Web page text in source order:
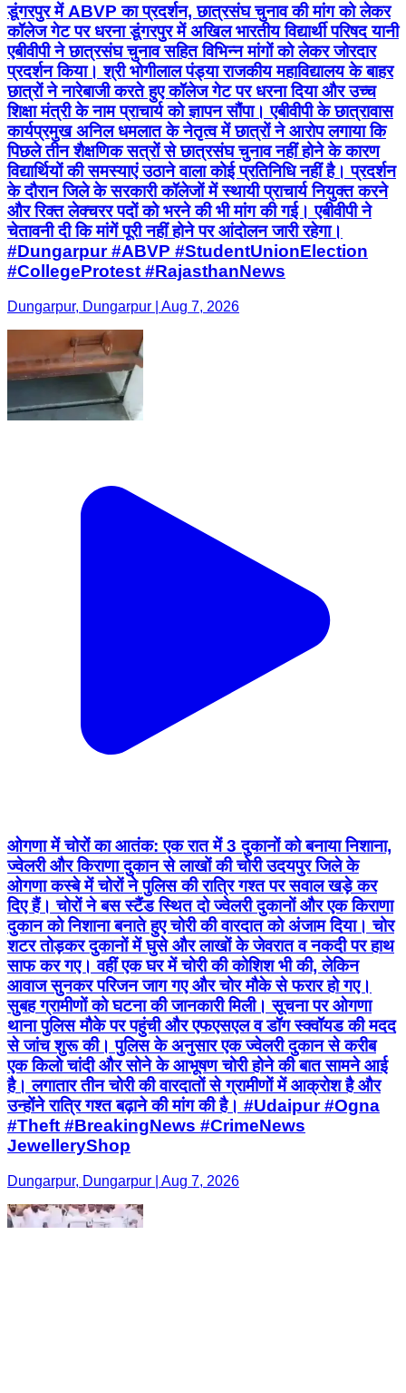
डूंगरपुर में ABVP का प्रदर्शन, छात्रसंघ चुनाव की मांग को लेकर
कॉलेज गेट पर धरना डूंगरपुर में अखिल भारतीय विद्यार्थी परिषद यानी
एबीवीपी ने छात्रसंघ चुनाव सहित विभिन्न मांगों को लेकर जोरदार
प्रदर्शन किया। श्री भोगीलाल पंड्या राजकीय महाविद्यालय के बाहर
छात्रों ने नारेबाजी करते हुए कॉलेज गेट पर धरना दिया और उच्च
शिक्षा मंत्री के नाम प्राचार्य को ज्ञापन सौंपा। एबीवीपी के छात्रावास
कार्यप्रमुख अनिल धमलात के नेतृत्व में छात्रों ने आरोप लगाया कि
पिछले तीन शैक्षणिक सत्रों से छात्रसंघ चुनाव नहीं होने के कारण
विद्यार्थियों की समस्याएं उठाने वाला कोई प्रतिनिधि नहीं है। प्रदर्शन
के दौरान जिले के सरकारी कॉलेजों में स्थायी प्राचार्य नियुक्त करने
और रिक्त लेक्चरर पदों को भरने की भी मांग की गई। एबीवीपी ने
चेतावनी दी कि मांगें पूरी नहीं होने पर आंदोलन जारी रहेगा।
#Dungarpur #ABVP #StudentUnionElection
#CollegeProtest #RajasthanNews
Dungarpur, Dungarpur | Aug 7, 2026
ओगणा में चोरों का आतंक: एक रात में 3 दुकानों को बनाया निशाना,
ज्वेलरी और किराणा दुकान से लाखों की चोरी उदयपुर जिले के
ओगणा कस्बे में चोरों ने पुलिस की रात्रि गश्त पर सवाल खड़े कर
दिए हैं। चोरों ने बस स्टैंड स्थित दो ज्वेलरी दुकानों और एक किराणा
दुकान को निशाना बनाते हुए चोरी की वारदात को अंजाम दिया। चोर
शटर तोड़कर दुकानों में घुसे और लाखों के जेवरात व नकदी पर हाथ
साफ कर गए। वहीं एक घर में चोरी की कोशिश भी की, लेकिन
आवाज सुनकर परिजन जाग गए और चोर मौके से फरार हो गए।
सुबह ग्रामीणों को घटना की जानकारी मिली। सूचना पर ओगणा
थाना पुलिस मौके पर पहुंची और एफएसएल व डॉग स्क्वॉयड की मदद
से जांच शुरू की। पुलिस के अनुसार एक ज्वेलरी दुकान से करीब
एक किलो चांदी और सोने के आभूषण चोरी होने की बात सामने आई
है। लगातार तीन चोरी की वारदातों से ग्रामीणों में आक्रोश है और
उन्होंने रात्रि गश्त बढ़ाने की मांग की है। #Udaipur #Ogna
#Theft #BreakingNews #CrimeNews
JewelleryShop
Dungarpur, Dungarpur | Aug 7, 2026